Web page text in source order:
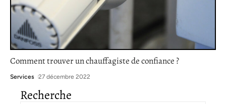
Comment trouver un chauffagiste de confiance ?
Services 27 décembre 2022
Recherche